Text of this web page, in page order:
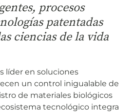
procesos
patentadas
ciencias de la vida
líder en soluciones
un control inigualable de
de materiales biológicos
tecnológico integra